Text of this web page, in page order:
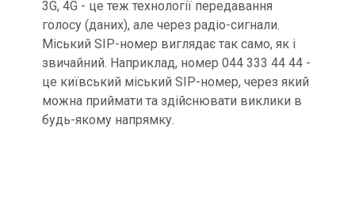
3G, 4G - це теж технології передавання
голосу (даних), але через радіо-сигнали.
Міський SIP-номер виглядає так само, як і
звичайний. Наприклад, номер 044 333 44 44 -
це київський міський SIP-номер, через який
можна приймати та здійснювати виклики в
будь-якому напрямку.